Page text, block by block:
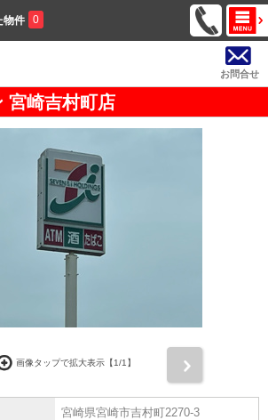
物件 0
お問合せ
宮崎吉村町店
画像タップで拡大表示【1/1】
宮崎県宮崎市吉村町2270-3